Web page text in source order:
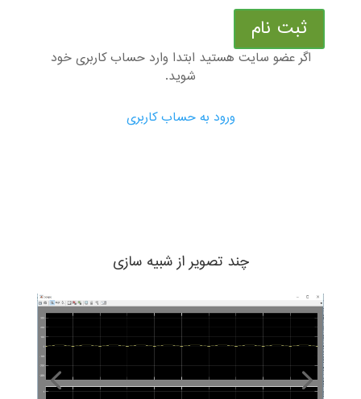
ثبت نام
اگر عضو سایت هستید ابتدا وارد حساب کاربری خود
شوید.
ورود به حساب کاربری
چند تصویر از شبیه سازی